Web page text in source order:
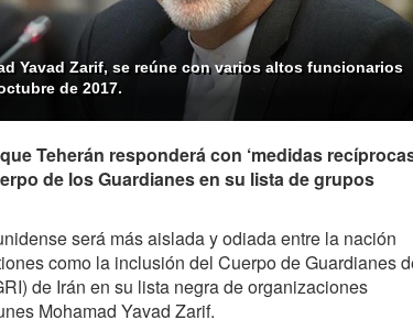
Yavad Zarif, se reúne con varios altos funcionarios
de 2017.
Teherán responderá con ‘medidas
de los Guardianes en su lista de grupos
será más aislada y odiada entre la nación
como la inclusión del Cuerpo de Guardianes
de Irán en su lista negra de organizaciones
Mohamad Yavad Zarif.